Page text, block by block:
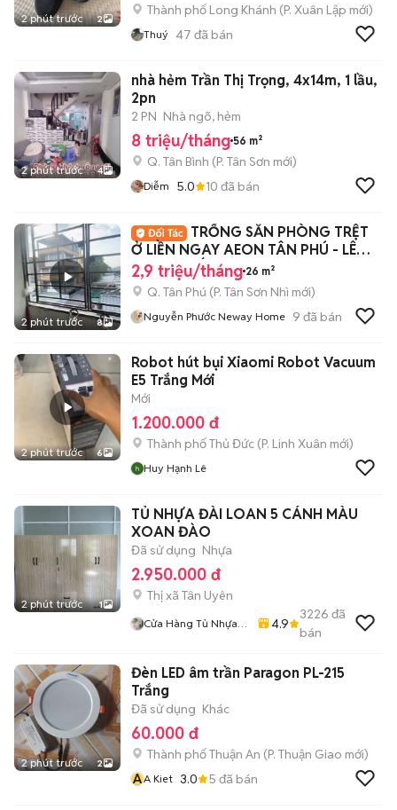
2 phút trước 2
Thành phố Long Khánh (P. Xuân Lập mới)
Thuý 47 đã bán
2 phút trước 4
nhà hẻm Trần Thị Trọng, 4x14m, 1 lầu,
2pn
2 PN Nhà ngõ, hẻm
8 triệu/tháng 56 m²
Q. Tân Bình (P. Tân Sơn mới)
Diễm 5.0 10 đã bán
2 phút trước 8
TRỐNG SẴN PHÒNG TRỆT
Ở LIỀN NGAY AEON TÂN PHÚ - LÊ
TRỌNG TẤN - CN1
2,9 triệu/tháng 26 m²
Q. Tân Phú (P. Tân Sơn Nhì mới)
Nguyễn Phước Neway Home 9 đã bán
2 phút trước 6
Robot hút bụi Xiaomi Robot Vacuum
E5 Trắng Mới
Mới
1.200.000 đ
Thành phố Thủ Đức (P. Linh Xuân mới)
Huy Hạnh Lê
2 phút trước 1
TỦ NHỰA ĐÀI LOAN 5 CÁNH MÀU
XOAN ĐÀO
Đã sử dụng Nhựa
2.950.000 đ
Thị xã Tân Uyên
Cửa Hàng Tủ Nhựa
4.9
3226 đã
bán
2 phút trước 2
Đèn LED âm trần Paragon PL-215
Trắng
Đã sử dụng Khác
60.000 đ
Thành phố Thuận An (P. Thuận Giao mới)
AA Kiet 3.0 5 đã bán